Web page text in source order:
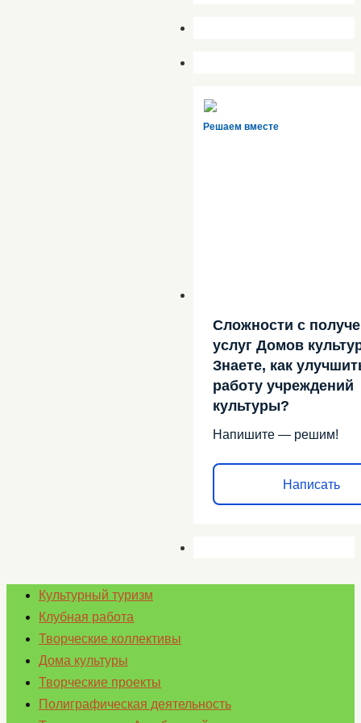
Решаем вместе
Сложности с
услуг Домов
Знаете, как
работу учреждений
культуры?
Напишите — решим!
Написать
Культурный туризм
Клубная работа
Творческие коллективы
Дома культуры
Творческие проекты
Полиграфическая деятельность